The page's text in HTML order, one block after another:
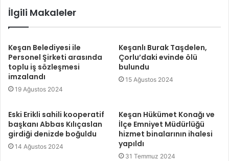
İlgili Makaleler
Keşan Belediyesi ile
Personel Şirketi arasında
toplu iş sözleşmesi
imzalandı
19 Ağustos 2024
Keşanlı Burak Taşdelen,
Çorlu’daki evinde ölü
bulundu
15 Ağustos 2024
Eski Erikli sahili kooperatif
başkanı Abbas Kılıçaslan
girdiği denizde boğuldu
14 Ağustos 2024
Keşan Hükümet Konağı ve
İlçe Emniyet Müdürlüğü
hizmet binalarının ihalesi
yapıldı
31 Temmuz 2024